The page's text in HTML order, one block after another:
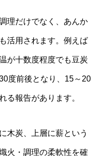
理だけでなく、あんか
活用されます。例えば
が十数度程度でも豆炭
度前後となり、15～20
る報告があります。
木炭、上層に薪という
火・調理の柔軟性を確